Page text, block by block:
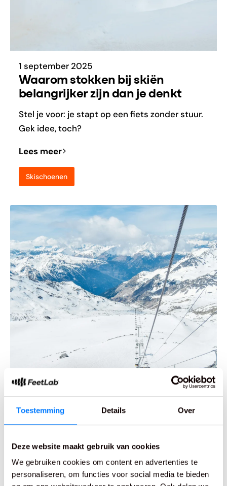
Toestemming Details Over
Deze website maakt gebruik van cookies
We gebruiken cookies om content en advertenties te
personaliseren, om functies voor social media te bieden
1 september 2025
Waarom stokken bij skiën
belangrijker zijn dan je denkt
Stel je voor: je stapt op een fiets zonder stuur.
Gek idee, toch?
Lees meer
Skischoenen
25 augustus 2025
5 sneeuwzekere skigebieden (en
hoeveel sneeuw je echt nodig
hebt)